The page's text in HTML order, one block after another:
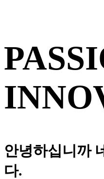
안녕하십니까
다.